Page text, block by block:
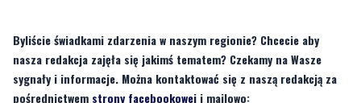
Byliście świadkami zdarzenia w naszym regionie? Chcecie aby